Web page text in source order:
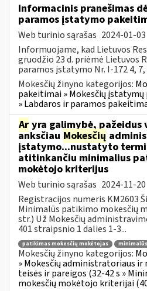
Informacinis pranešimas
paramos įstatymo
Web turinio sąrašas 2024-01-03
Informuojame, kad Lietuvos
gruodžio 23 d. priėmė Lietuvos
paramos įstatymo Nr. I-172 4, 7,
Mokesčių žinyno kategorijos:
pakeitimai » Mokesčių
» Labdaros ir paramos
Ar yra galimybė,
anksčiau Mokesčių
įstatymo...nustatyto
atitinkančiu minimalius
mokėtojo kriterijus
Web turinio sąrašas 2024-11-20
Registracijos numeris KM2603
Minimalūs patikimo mokesčių
str.) Už Mokesčių
401 straipsnio 1 dalies 1-3...
patikimas mokesčių mokėtojas
Mokesčių žinyno kategorijos:
» Mokesčių administratoriaus
teisės ir pareigos (32-42 s »
mokesčių mokėtojo kriterijai